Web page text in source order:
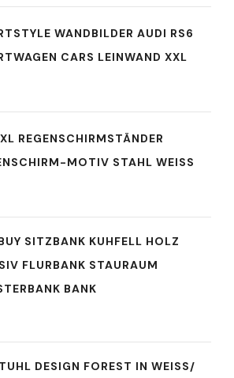
WANDBILDER AUDI RS6
CARS LEINWAND XXL
REGENSCHIRMSTÄNDER
MOTIV STAHL WEISS
SITZBANK KUHFELL HOLZ
FLURBANK STAURAUM
BANK
DESIGN FOREST IN WEISS/ G